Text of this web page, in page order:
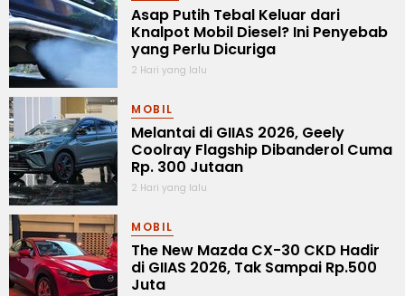
Asap Putih Tebal Keluar dari
Knalpot Mobil Diesel? Ini Penyebab
yang Perlu Dicuriga
2 Hari yang lalu
MOBIL
Melantai di GIIAS 2026, Geely
Coolray Flagship Dibanderol Cuma
Rp. 300 Jutaan
2 Hari yang lalu
MOBIL
The New Mazda CX-30 CKD Hadir
di GIIAS 2026, Tak Sampai Rp.500
Juta